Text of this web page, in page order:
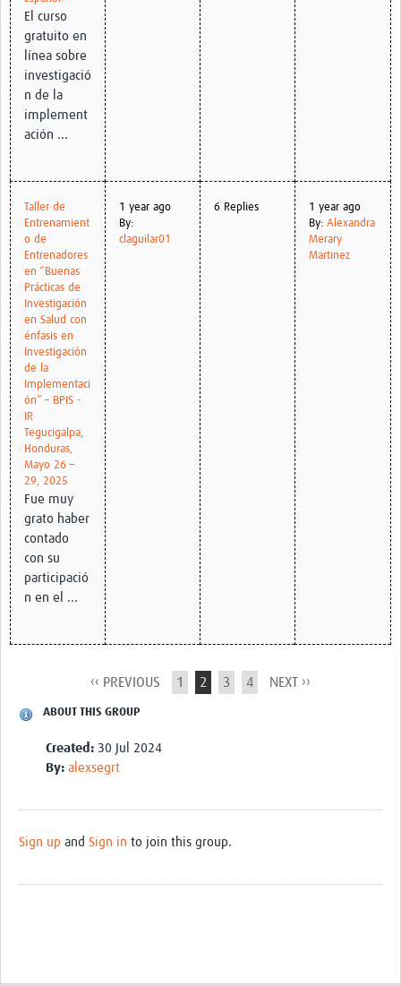
El curso
gratuito en
línea sobre
investigació
n de la
implement
ación ...
Taller de
Entrenamient
o de
Entrenadores
en “Buenas
Prácticas de
Investigación
en Salud con
énfasis en
Investigación
de la
Implementaci
ón” – BPIS -
IR
Tegucigalpa,
Honduras,
Mayo 26 –
29, 2025
Fue muy
grato haber
contado
con su
participació
n en el ...
1 year ago
By:
claguilar01
6 Replies
1 year ago
By: Alexandra
Merary
Martinez
‹‹ PREVIOUS 1 2 3 4 NEXT ››
ABOUT THIS GROUP
Created: 30 Jul 2024
By: alexsegrt
Sign up and Sign in to join this group.